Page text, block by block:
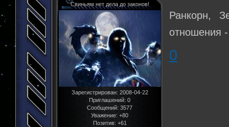
Свиньям нет дела до законов!
Зарегистрирован: 2008-04-22
Приглашений: 0
Сообщений: 3577
Уважение: +80
Позитив: +61
Ранкорн,
отношения
0